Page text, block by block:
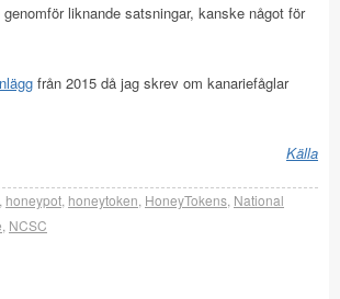
liknande satsningar, kanske något för
från 2015 då jag skrev om kanariefåglar
Källa
honeypot honeytoken HoneyTokens National
NCSC